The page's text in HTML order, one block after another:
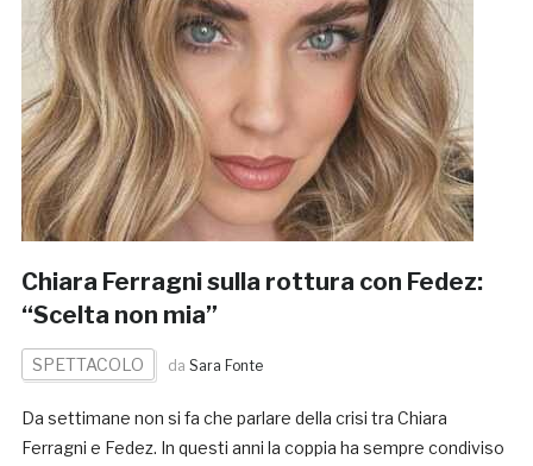
Chiara Ferragni sulla rottura con Fedez:
“Scelta non mia”
SPETTACOLO da Sara Fonte
Da settimane non si fa che parlare della crisi tra Chiara
Ferragni e Fedez. In questi anni la coppia ha sempre condiviso